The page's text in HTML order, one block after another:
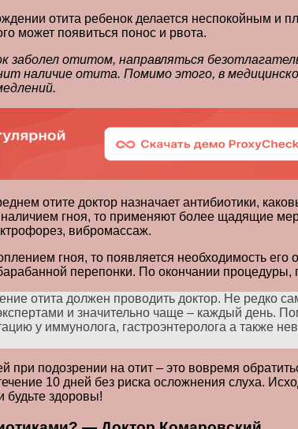
отита ребенок делается неспокойным и
может появиться понос и рвота.
заболел отитом, направляться
наличие отита. Помимо этого, в
отите доктор назначает антибиотики,
гноя, то применяют более щадящие
вибромассаж.
гноя, то появляется необходимость его
перепонки. По окончании процедуры,
отита должен проводить доктор. Не редко
и значительно чаще – каждый день.
у иммунолога, гастроэнтеролога а также
при подозрении на отит – это вовремя
10 дней без риска осложнения слуха.
будьте здоровы!